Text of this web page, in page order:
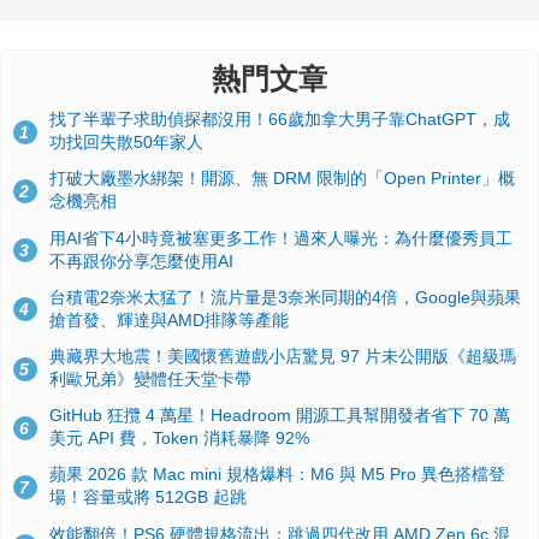
熱門文章
1
找了半輩子求助偵探都沒用！66歲加拿大男子靠ChatGPT，成
功找回失散50年家人
2
打破大廠墨水綁架！開源、無 DRM 限制的「Open Printer」概
念機亮相
3
用AI省下4小時竟被塞更多工作！過來人曝光：為什麼優秀員工
不再跟你分享怎麼使用AI
4
台積電2奈米太猛了！流片量是3奈米同期的4倍，Google與蘋果
搶首發、輝達與AMD排隊等產能
5
典藏界大地震！美國懷舊遊戲小店驚見 97 片未公開版《超級瑪
利歐兄弟》變體任天堂卡帶
6
GitHub 狂攬 4 萬星！Headroom 開源工具幫開發者省下 70 萬
美元 API 費，Token 消耗暴降 92%
7
蘋果 2026 款 Mac mini 規格爆料：M6 與 M5 Pro 異色搭檔登
場！容量或將 512GB 起跳
效能翻倍！PS6 硬體規格流出：跳過四代改用 AMD Zen 6c 混